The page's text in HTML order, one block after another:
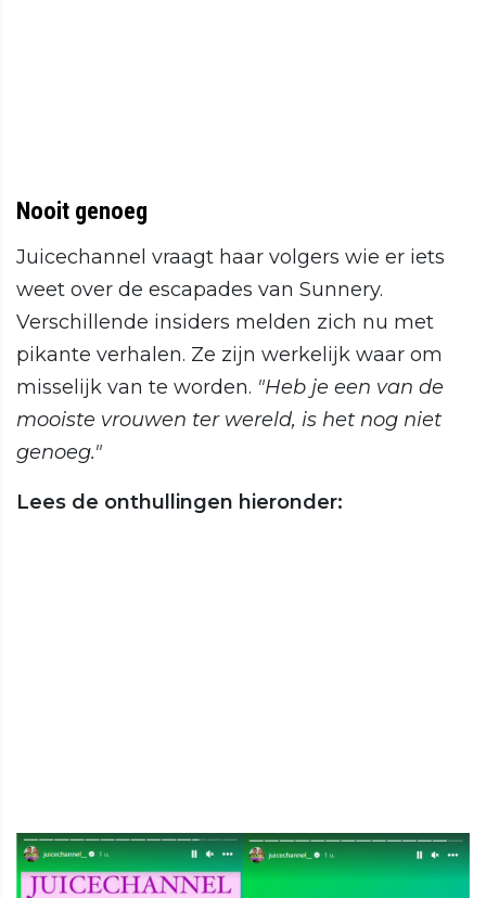
Nooit genoeg
Juicechannel vraagt haar volgers wie er iets
weet over de escapades van Sunnery.
Verschillende insiders melden zich nu met
pikante verhalen. Ze zijn werkelijk waar om
misselijk van te worden. "Heb je een van de
mooiste vrouwen ter wereld, is het nog niet
genoeg."
Lees de onthullingen hieronder: